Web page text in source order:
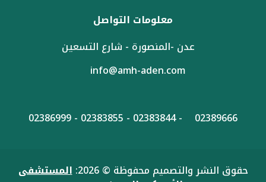
معلومات التواصل
عدن -المنصورة - شارع التسعين
info@amh-aden.com
02389666 - 02383844 - 02383855 - 02386999
حقوق النشر والتصميم محفوظة © 2026: المستشفى